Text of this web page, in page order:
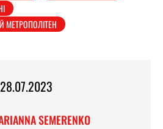
МЕТРОПОЛІТЕН
28.07.2023
SEMERENKO